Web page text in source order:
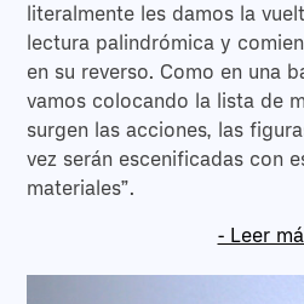
literalmente les damos la
lectura palindrómica y
en su reverso. Como en una
vamos colocando la lista de
surgen las acciones, las
vez serán escenificadas con
materiales”.
- Leer
Desde hace más de una